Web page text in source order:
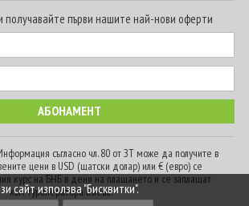
получавайте първи нашите най-нови оферти
съгласно чл. 80 от ЗТ може да получите в
цени в USD (щатски долар) или € (евро) се
курс на БНБ в деня на плащането и се заплащат
към туроператора в лева.
сайт използва "Бисквитки".